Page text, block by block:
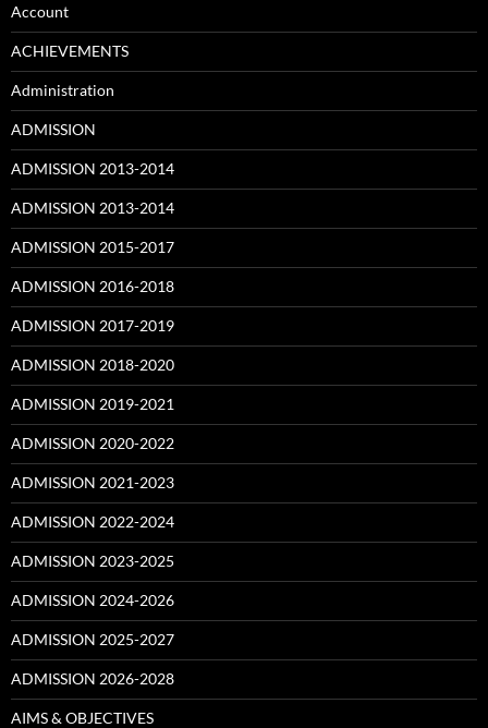
Account
ACHIEVEMENTS
Administration
ADMISSION
ADMISSION 2013-2014
ADMISSION 2013-2014
ADMISSION 2015-2017
ADMISSION 2016-2018
ADMISSION 2017-2019
ADMISSION 2018-2020
ADMISSION 2019-2021
ADMISSION 2020-2022
ADMISSION 2021-2023
ADMISSION 2022-2024
ADMISSION 2023-2025
ADMISSION 2024-2026
ADMISSION 2025-2027
ADMISSION 2026-2028
AIMS & OBJECTIVES